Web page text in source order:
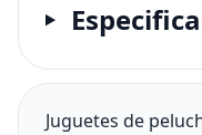
Juguetes de